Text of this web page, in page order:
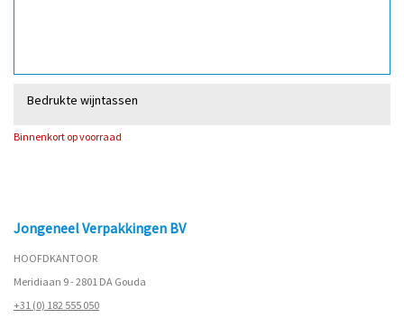
Bedrukte wijntassen
Binnenkort op voorraad
Jongeneel Verpakkingen BV
HOOFDKANTOOR
Meridiaan 9 - 2801 DA Gouda
+31 (0) 182 555 050